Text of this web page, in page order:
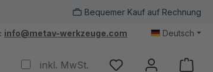
Bequemer Kauf auf Rechnung
info@metav-werkzeuge.com Deutsch
inkl. MwSt.